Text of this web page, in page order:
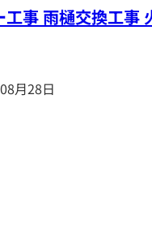
工事 雨樋交換工事
月28日